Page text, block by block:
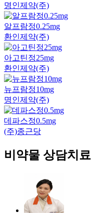
명인제약(주)
알프람정0.25mg
환인제약(주)
아고틴정25mg
환인제약(주)
뉴프람정10mg
명인제약(주)
데파스정0.5mg
(주)종근당
비약물 상담치료